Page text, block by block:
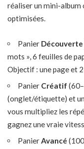
réaliser un mini-album
optimisées.
Panier Découverte
mots », 6 feuilles de
Objectif : une page et
Panier Créatif
(onglet/étiquette) et
vous multipliez les
gagnez une vraie
PanierAvancé